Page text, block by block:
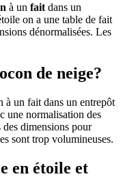
à un fait dans un
on a une table de fait
dénormalisées. Les
de neige?
à un fait dans un entrepôt
une normalisation des
dimensions pour
sont trop volumineuses.
en étoile et